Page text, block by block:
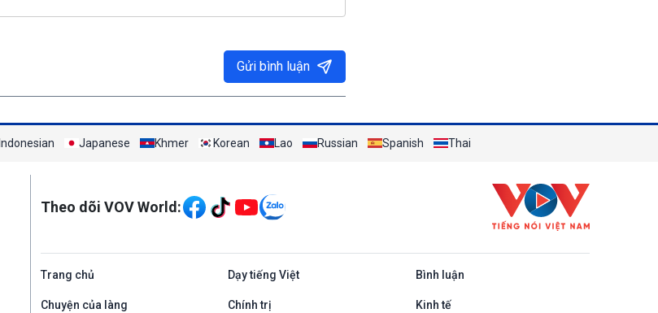
Gửi bình luận
Indonesian Japanese Khmer Korean Lao Russian Spanish Thai
Theo dõi VOV World:
Trang chủ Dạy tiếng Việt Bình luận
Chuyện của làng Chính trị Kinh tế